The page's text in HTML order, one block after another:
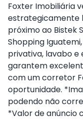
Foxter Imobiliária
estrategicamente
próximo ao Bistek
Shopping
privativa, lavabo e
garantem
com um corretor
oportunidade.
podendo não
*Valor de anúncio